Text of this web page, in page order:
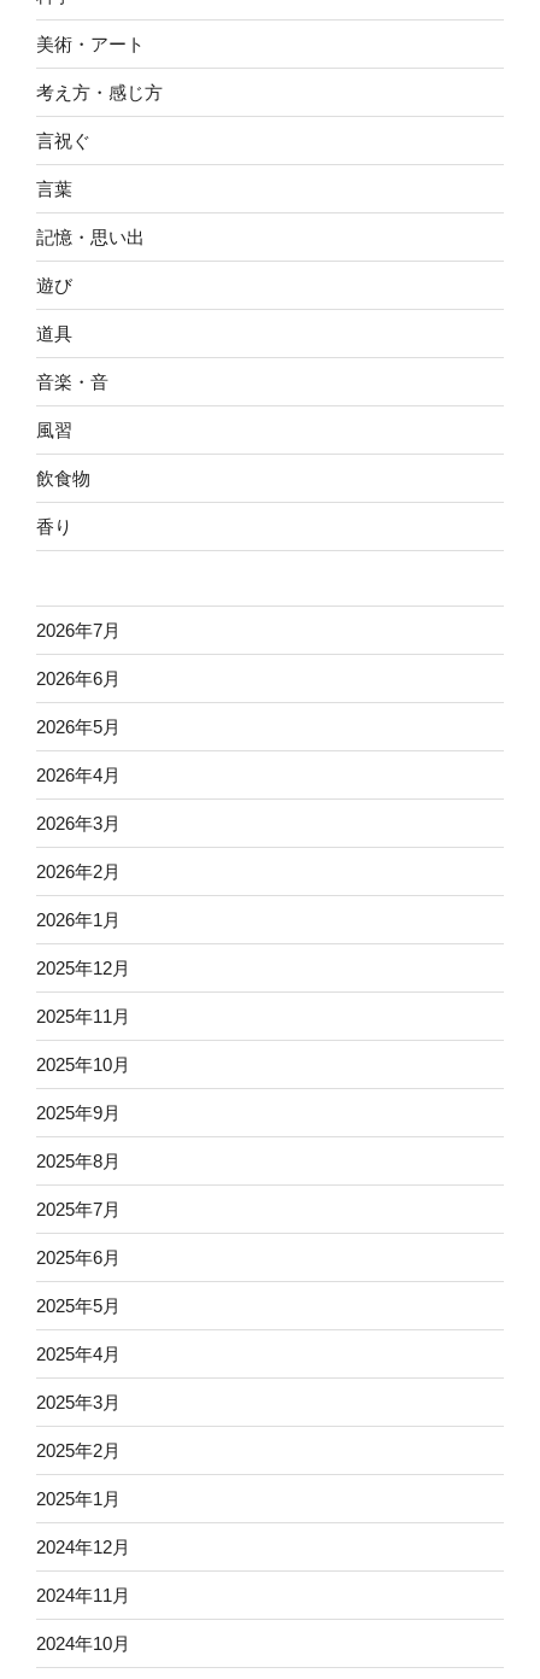
美術・アート
考え方・感じ方
言祝ぐ
言葉
記憶・思い出
遊び
道具
音楽・音
風習
飲食物
香り
2026年7月
2026年6月
2026年5月
2026年4月
2026年3月
2026年2月
2026年1月
2025年12月
2025年11月
2025年10月
2025年9月
2025年8月
2025年7月
2025年6月
2025年5月
2025年4月
2025年3月
2025年2月
2025年1月
2024年12月
2024年11月
2024年10月